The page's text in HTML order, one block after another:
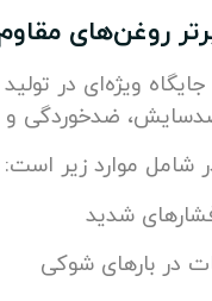
روغن‌های
ویژه‌ای در
ضدخوردگی و
شامل موارد زیر است:
فشارهای شدید
بارهای شوکی